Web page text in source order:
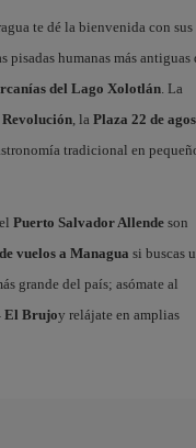
te dé la bienvenida con sus
humanas más antiguas
del Lago Xolotlán. La
, la Plaza 22 de
tradicional en
Puerto Salvador Allendeson
vuelos a Managua si buscas
grande del país; asómate al
El Brujoy relájate en amplias